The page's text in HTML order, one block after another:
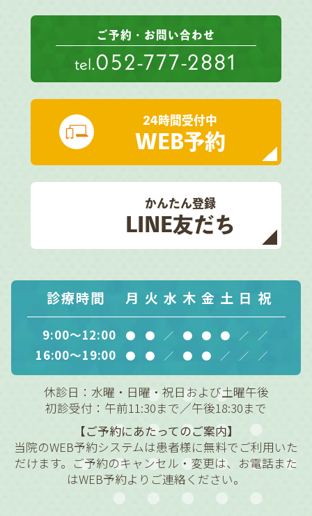
ご予約・お問い合わせ
tel.052-777-2881
24時間受付中
WEB予約
かんたん登録
LINE友だち
診療時間 月 火 水 木 金 土 日 祝
9:00～12:00 ● ● ／ ● ● ● ／ ／
16:00～19:00 ● ● ／ ● ● ／ ／ ／
休診日：水曜・日曜・祝日および土曜午後
初診受付：午前11:30まで／午後18:30まで
【ご予約にあたってのご案内】
当院のWEB予約システムは患者様に無料でご利用いた
だけます。ご予約のキャンセル・変更は、お電話また
はWEB予約よりご連絡ください。